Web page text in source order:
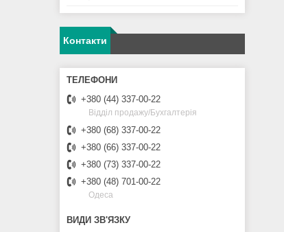
Контакти
+380 (44) 337-00-22
Відділ продажу/Бухгалтерія
+380 (68) 337-00-22
+380 (66) 337-00-22
+380 (73) 337-00-22
+380 (48) 701-00-22
Одеса